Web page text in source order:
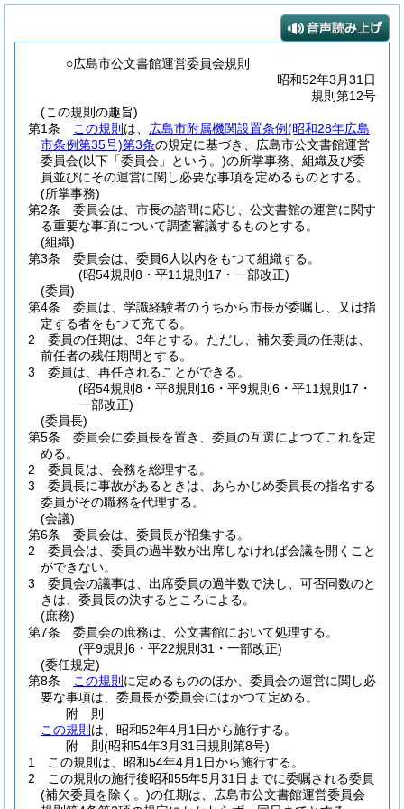
○広島市公文書館運営委員会規則
昭和52年3月31日
規則第12号
(この規則の趣旨)
第1条
この規則 は、 広島市附属機関設置条例(昭和28年広島
市条例第35号)第3条の規定に基づき、広島市公文書館運営
委員会(以下「委員会」という。)の所掌事務、組織及び委
員並びにその運営に関し必要な事項を定めるものとする。
(所掌事務)
第2条
委員会は、市長の諮問に応じ、公文書館の運営に関す
る重要な事項について調査審議するものとする。
(組織)
第3条
委員会は、委員6人以内をもつて組織する。
(昭54規則8・平11規則17・一部改正)
(委員)
第4条
委員は、学識経験者のうちから市長が委嘱し、又は指
定する者をもつて充てる。
2
委員の任期は、3年とする。 ただし、補欠委員の任期は、
前任者の残任期間とする。
3
委員は、再任されることができる。
(昭54規則8・平8規則16・平9規則6・平11規則17・
一部改正)
(委員長)
第5条
委員会に委員長を置き、委員の互選によつてこれを定
める。
2
委員長は、会務を総理する。
3
委員長に事故があるときは、あらかじめ委員長の指名する
委員がその職務を代理する。
(会議)
第6条
委員会は、委員長が招集する。
2
委員会は、委員の過半数が出席しなければ会議を開くこと
ができない。
3
委員会の議事は、出席委員の過半数で決し、可否同数のと
きは、委員長の決するところによる。
(庶務)
第7条
委員会の庶務は、公文書館において処理する。
(平9規則6・平22規則31・一部改正)
(委任規定)
第8条
この規則 に定めるもののほか、委員会の運営に関し必
要な事項は、委員長が委員会にはかつて定める。
附 則
この規則 は、昭和52年4月1日から施行する。
附 則(昭和54年3月31日規則第8号)
1
この規則は、昭和54年4月1日から施行する。
2
この規則の施行後昭和55年5月31日までに委嘱される委員
(補欠委員を除く。)の任期は、広島市公文書館運営委員会